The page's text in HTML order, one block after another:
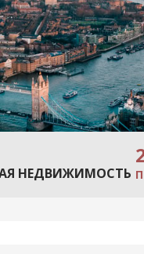
НЕДВИЖИМОСТЬ